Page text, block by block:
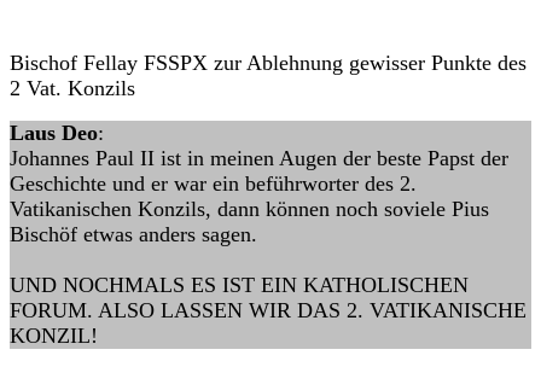
Bischof Fellay FSSPX zur Ablehnung gewisser Punkte des
2 Vat. Konzils
Laus Deo:
Johannes Paul II ist in meinen Augen der beste Papst der
Geschichte und er war ein beführworter des 2.
Vatikanischen Konzils, dann können noch soviele Pius
Bischöf etwas anders sagen.
UND NOCHMALS ES IST EIN KATHOLISCHEN
FORUM. ALSO LASSEN WIR DAS 2. VATIKANISCHE
KONZIL!